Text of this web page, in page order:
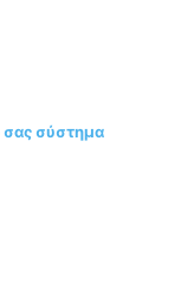
σας σύστημα